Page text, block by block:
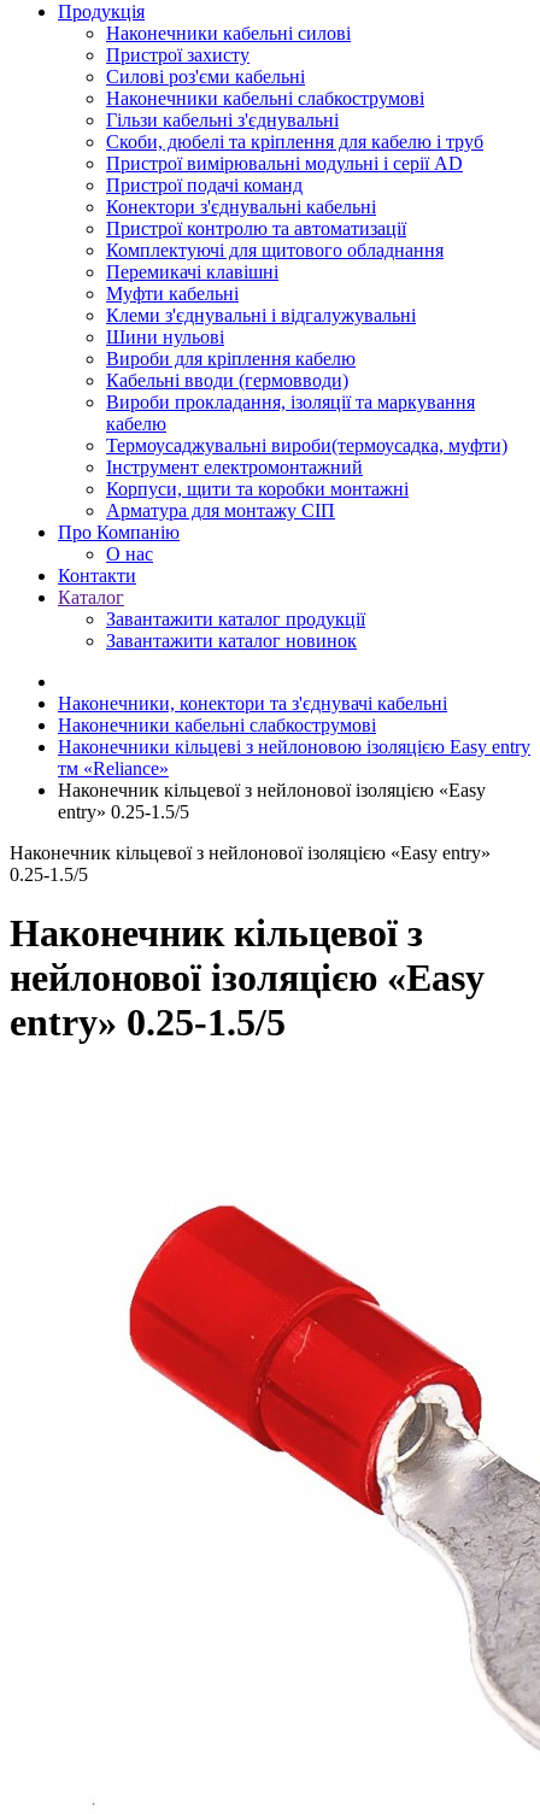
Продукція
Наконечники кабельні силові
Пристрої захисту
Силові роз'єми кабельні
Наконечники кабельні слабкострумові
Гільзи кабельні з'єднувальні
Скоби, дюбелі та кріплення для кабелю і труб
Пристрої вимірювальні модульні і серії AD
Пристрої подачі команд
Конектори з'єднувальні кабельні
Пристрої контролю та автоматизації
Комплектуючі для щитового обладнання
Перемикачі клавішні
Муфти кабельні
Клеми з'єднувальні і відгалужувальні
Шини нульові
Вироби для кріплення кабелю
Кабельні вводи (гермовводи)
Вироби прокладання, iзоляції та маркування
кабелю
Термоусаджувальні вироби(термоусадка, муфти)
Інструмент електромонтажний
Корпуси, щити та коробки монтажні
Арматура для монтажу СІП
Про Компанію
О нас
Контакти
Каталог
Завантажити каталог продукції
Завантажити каталог новинок
Наконечники, конектори та з'єднувачі кабельні
Наконечники кабельні слабкострумові
Наконечники кільцеві з нейлоновою ізоляцією Easy entry
тм «Reliance»
Наконечник кільцевої з нейлонової ізоляцією «Easy
entry» 0.25-1.5/5
Наконечник кільцевої з нейлонової ізоляцією «Easy entry»
0.25-1.5/5
Наконечник кільцевої з
нейлонової ізоляцією «Easy
entry» 0.25-1.5/5